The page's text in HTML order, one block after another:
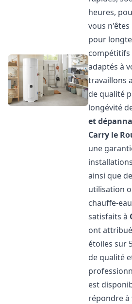
heures,
vous n'êtes
pour
adaptés à
travaillons
de qualité
longévité
et
Carry le
une
ainsi que
utilisation
chauffe-
satisfaits à
ont
étoiles sur
de qualité
est
répondre à